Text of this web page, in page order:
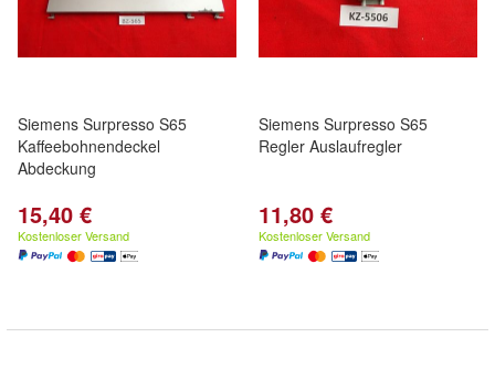
Siemens Surpresso S65
Kaffeebohnendeckel
Abdeckung
15,40 €
Kostenloser Versand
Siemens Surpresso S65
Regler Auslaufregler
11,80 €
Kostenloser Versand